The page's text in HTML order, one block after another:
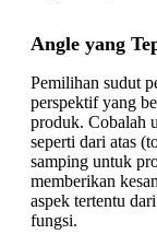
Angle yang
Pemilihan sudut
perspektif yang
produk. Cobalah
seperti dari atas
samping untuk
memberikan
aspek tertentu
fungsi.